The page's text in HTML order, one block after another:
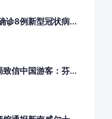
诊8例新型冠状病...
信中国游客：芬...